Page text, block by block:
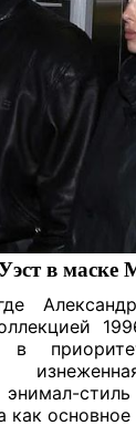
в маске
энимал-
как